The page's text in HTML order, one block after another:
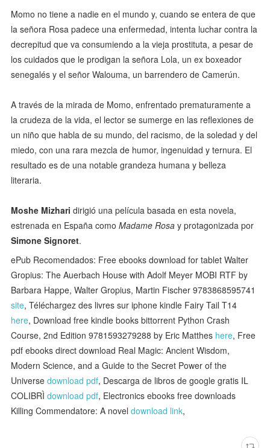
Momo no tiene a nadie en el mundo y, cuando se entera de que
la señora Rosa padece una enfermedad, intenta luchar contra la
decrepitud que va consumiendo a la vieja prostituta, a pesar de
los cuidados que le prodigan la señora Lola, un ex boxeador
senegalés y el señor Walouma, un barrendero de Camerún.
A través de la mirada de Momo, enfrentado prematuramente a
la crudeza de la vida, el lector se sumerge en las reflexiones de
un niño que habla de su mundo, del racismo, de la soledad y del
miedo, con una rara mezcla de humor, ingenuidad y ternura. El
resultado es de una notable grandeza humana y belleza
literaria.
Moshe Mizhari dirigió una película basada en esta novela,
estrenada en España comoMadame Rosa y protagonizada por
Simone Signoret.
ePub Recomendados: Free ebooks download for tablet Walter
Gropius: The Auerbach House with Adolf Meyer MOBI RTF by
Barbara Happe, Walter Gropius, Martin Fischer 9783868595741
site, Téléchargez des livres sur iphone kindle Fairy Tail T14
here, Download free kindle books bittorrent Python Crash
Course, 2nd Edition 9781593279288 by Eric Matthes here, Free
pdf ebooks direct download Real Magic: Ancient Wisdom,
Modern Science, and a Guide to the Secret Power of the
Universedownload pdf, Descarga de libros de google gratis IL
COLIBRÌdownload pdf, Electronics ebooks free downloads
Killing Commendatore: A noveldownload link,